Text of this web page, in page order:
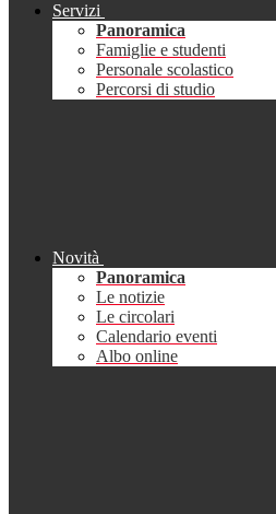
Servizi
Panoramica
Famiglie e studenti
Personale scolastico
Percorsi di studio
Novità
Panoramica
Le notizie
Le circolari
Calendario eventi
Albo online